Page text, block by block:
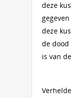
deze
deze
de dood
is van